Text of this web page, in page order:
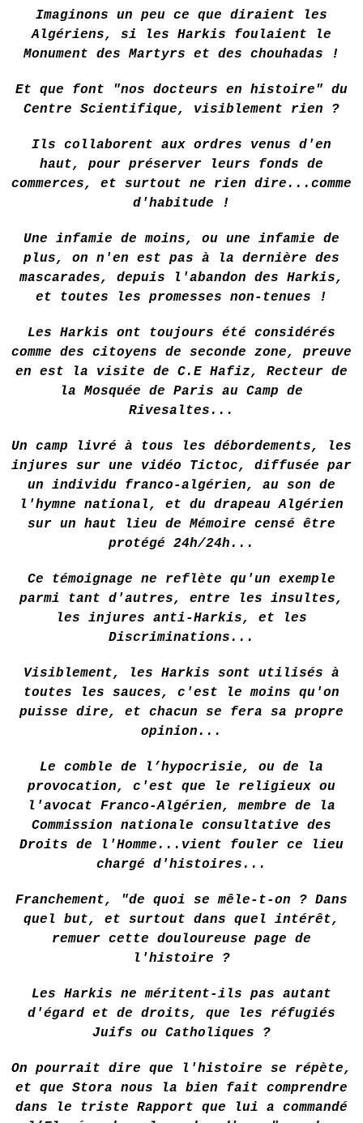
Imaginons un peu ce que diraient les
Algériens, si les Harkis foulaient le
Monument des Martyrs et des chouhadas !
Et que font "nos docteurs en histoire" du
Centre Scientifique, visiblement rien ?
Ils collaborent aux ordres venus d'en
haut, pour préserver leurs fonds de
commerces, et surtout ne rien dire...comme
d'habitude !
Une infamie de moins, ou une infamie de
plus, on n'en est pas à la dernière des
mascarades, depuis l'abandon des Harkis,
et toutes les promesses non-tenues !
Les Harkis ont toujours été considérés
comme des citoyens de seconde zone, preuve
en est la visite de C.E Hafiz, Recteur de
la Mosquée de Paris au Camp de
Rivesaltes...
Un camp livré à tous les débordements, les
injures sur une vidéo Tictoc, diffusée par
un individu franco-algérien, au son de
l'hymne national, et du drapeau Algérien
sur un haut lieu de Mémoire censé être
protégé 24h/24h...
Ce témoignage ne reflète qu'un exemple
parmi tant d'autres, entre les insultes,
les injures anti-Harkis, et les
Discriminations...
Visiblement, les Harkis sont utilisés à
toutes les sauces, c'est le moins qu'on
puisse dire, et chacun se fera sa propre
opinion...
Le comble de l’hypocrisie, ou de la
provocation, c'est que le religieux ou
l'avocat Franco-Algérien, membre de la
Commission nationale consultative des
Droits de l'Homme...vient fouler ce lieu
chargé d'histoires...
Franchement, "de quoi se mêle-t-on ? Dans
quel but, et surtout dans quel intérêt,
remuer cette douloureuse page de
l'histoire ?
Les Harkis ne méritent-ils pas autant
d'égard et de droits, que les réfugiés
Juifs ou Catholiques ?
On pourrait dire que l'histoire se répète,
et que Stora nous la bien fait comprendre
dans le triste Rapport que lui a commandé